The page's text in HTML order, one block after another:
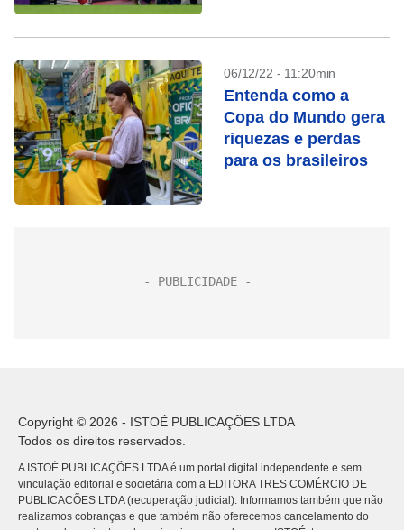
06/12/22 - 11:20min
Entenda como a
Copa do Mundo gera
riquezas e perdas
para os brasileiros
Copyright © 2026 - ISTOÉ PUBLICAÇÕES LTDA
Todos os direitos reservados.
A ISTOÉ PUBLICAÇÕES LTDA é um portal digital independente e sem
vinculação editorial e societária com a EDITORA TRES COMÉRCIO DE
PUBLICACÕES LTDA (recuperação judicial). Informamos também que não
realizamos cobranças e que também não oferecemos cancelamento do